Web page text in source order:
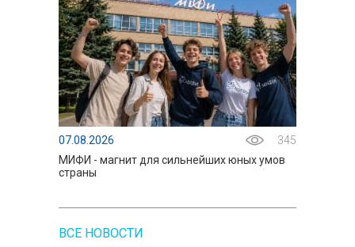
07.08.2026
345
МИФИ - магнит для сильнейших юных умов
страны
ВСЕ НОВОСТИ